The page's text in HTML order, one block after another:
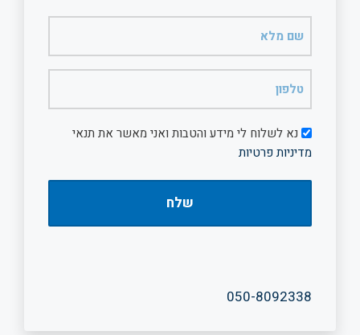
מלא
דיוורנא לשלוח לי מידע והטבות ואני מאשר את תנאי
מדיניות פרטיות
050-8092338